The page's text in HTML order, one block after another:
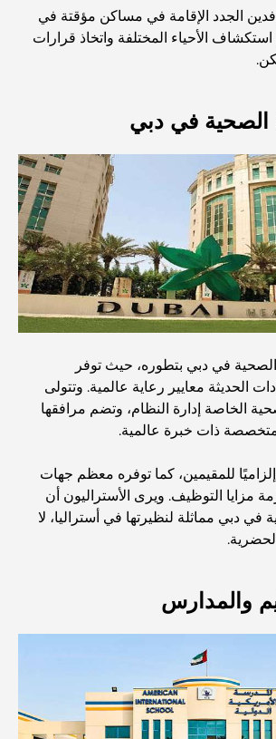
في دبي للتسوق والترفيه
في الإمارات العربية المتحدة: دليل شامل
دبي المالي العالمي: رعاية طبية عالمية
مركز دبي المالي العالمي: حيث يلتقي اللياقة
حياة الأعمال
أساطير السيارات التي لا تُقدر بثمن
الإمارات العربية المتحدة: دليل للمستثمرين
في دبي: حيث يلتقي المرح بالاسترخاء
الدولية في دبي: دليل شامل لأولياء
لتلال دبي: رؤية للحياة المجتمعية العصرية
دبي: حيث يلتقي الطعام الفاخر بالثقافة
الجدد الإقامة في مساكن مؤقتة في
استكشاف الأحياء المختلفة واتخاذ قرارات
الصحية في دبي
الصحية في دبي بتطوره، حيث توفر
الحديثة معايير رعاية عالمية. وتتولى
الخاصة إدارة النظام، وتضم مرافقها
متخصصة ذات خبرة عالمية.
للمقيمين، كما توفره معظم جهات
مزايا التوظيف. ويرى الأستراليون أن
في دبي مماثلة لنظيرتها في أستراليا، لا
والمدارس